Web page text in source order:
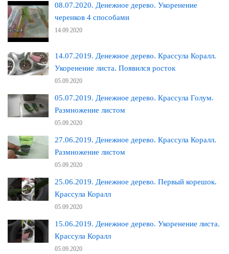
08.07.2020. Денежное дерево. Укоренение
черенков 4 способами
14.09.2020
14.07.2019. Денежное дерево. Крассула Коралл.
Укоренение листа. Появился росток
05.09.2020
05.07.2019. Денежное дерево. Крассула Голум.
Размножение листом
05.09.2020
27.06.2019. Денежное дерево. Крассула Коралл.
Размножение листом
05.09.2020
25.06.2019. Денежное дерево. Первый корешок.
Крассула Коралл
05.09.2020
15.06.2019. Денежное дерево. Укоренение листа.
Крассула Коралл
05.09.2020